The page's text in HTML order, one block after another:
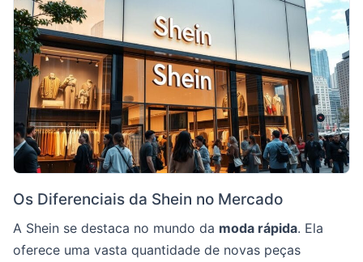
Os Diferenciais da Shein no Mercado
A Shein se destaca no mundo da moda rápida. Ela
oferece uma vasta quantidade de novas peças